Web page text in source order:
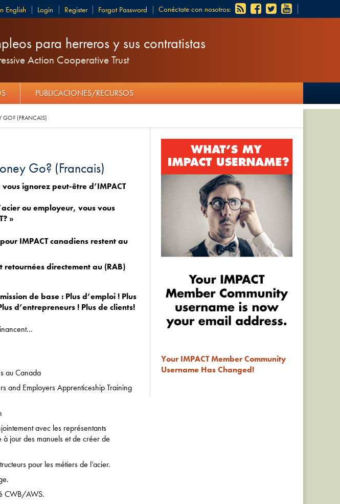
Conéctate con nosotros:
Login Register Forgot Password
English
para herreros y sus contratistas
Action Cooperative Trust
PUBLICACIONES/RECURSOS
GO? (FRANCAIS)
Go? (Francais)
ignorez peut-être d’IMPACT
ou employeur, vous vous
»
IMPACT canadiens restent au
directement au (RAB)
de base : Plus d’emploi ! Plus
d’entrepreneurs ! Plus de clients!
au Canada
and Employers Apprenticeship Training
avec les représentants
jour des manuels et de créer de
pour les métiers de l’acier.
CWB/AWS.
Your IMPACT Member Community
Username Has Changed!